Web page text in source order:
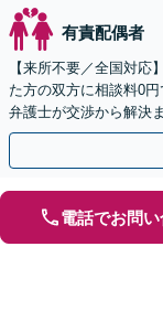
有責配偶者
【来所不要／全国対
た方の双方に相談料0
弁護士が交渉から解決
手金の返還保証もあり
電話でお問